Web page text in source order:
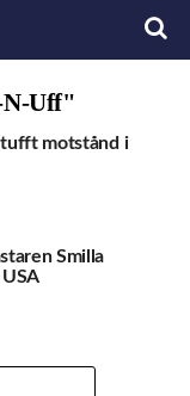
N-Uff"
tufft motstånd i
Smilla